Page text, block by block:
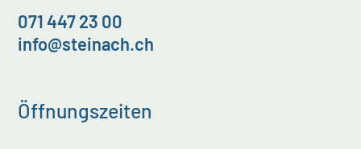
071 447 23 00
info@steinach.ch
Öffnungszeiten